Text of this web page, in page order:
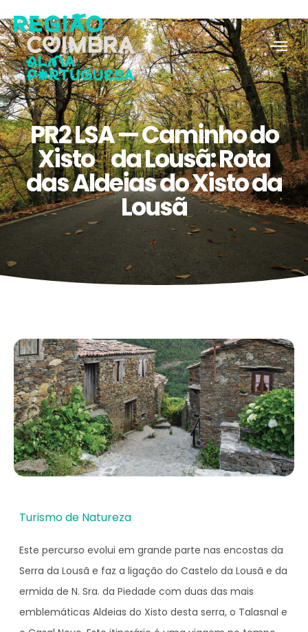
PR2 LSA — Caminho do
Xisto da Lousã: Rota
das Aldeias do Xisto da
Lousã
Turismo de Natureza
Este percurso evolui em grande parte nas encostas da
Serra da Lousã e faz a ligação do Castelo da Lousã e da
ermida de N. Sra. da Piedade com duas das mais
emblemáticas Aldeias do Xisto desta serra, o Talasnal e